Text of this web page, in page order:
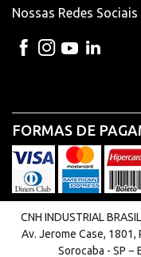
Nossas Redes Sociais
FORMAS DE
CNH INDUSTRIAL
Av. Jerome Case, 1801,
Sorocaba - SP −